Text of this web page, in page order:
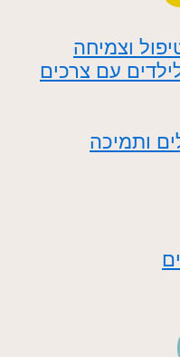
וצמיחה
עם צרכים
ותמיכה